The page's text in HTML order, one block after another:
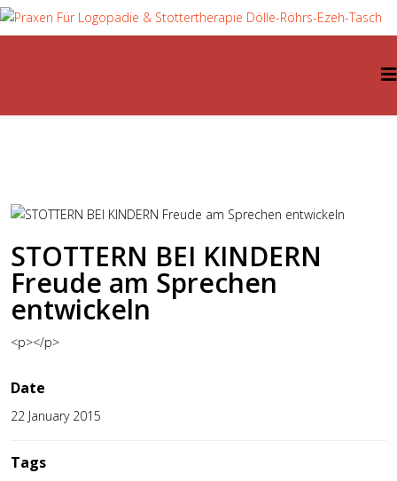
STOTTERN BEI KINDERN
Freude am Sprechen
entwickeln
<p></p>
Date
22 January 2015
Tags